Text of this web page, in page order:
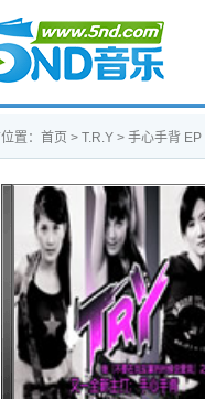
置： 首页 > T.R.Y > 手心手背 EP